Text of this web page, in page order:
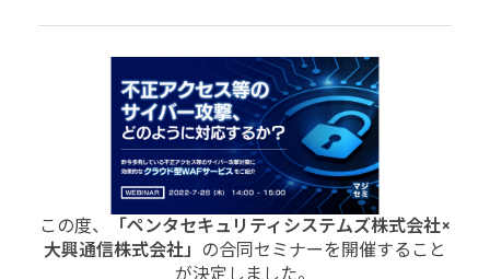
この度、
「ペンタセキュリティシステムズ株式会社×
大興通信株式会社」
の合同セミナーを開催すること
が決定しました。